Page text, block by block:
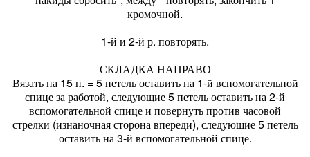
кромочной.
1-й и 2-й р. повторять.
СКЛАДКА НАПРАВО
Вязать на 15 п. = 5 петель оставить на 1-й вспомогательной
спице за работой, следующие 5 петель оставить на 2-й
вспомогательной спице и повернуть против часовой
стрелки (изнаночная сторона впереди), следующие 5 петель
оставить на 3-й вспомогательной спице.